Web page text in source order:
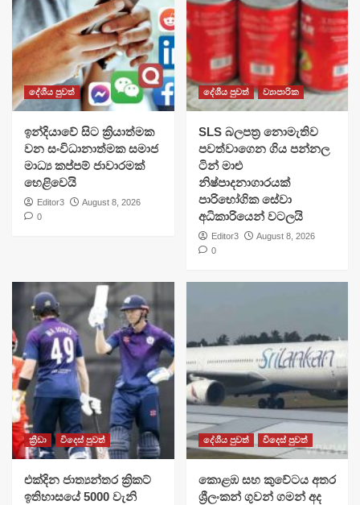
දේශීය පුවත්
​ඉන්දියාවේ සිට ක්‍රියාත්මක
වන සංවිධානාත්මක සමාජ
මාධ්‍ය කප්පම් ජාවාරමක්
හෙළිවෙයි
Editor3
August 8, 2026
0
දේශීය පුවත් ව්‍යාපාරික
SLS බලපත්‍ර නොමැතිව
පවත්වාගෙන ගිය පන්නල
ටින් මාළු
නිෂ්පාදනාගාරයක්
පාරිභෝගික සේවා
අධිකාරියෙන් වටලයි
Editor3
August 8, 2026
0
ක්‍රීඩා විදෙස් පුවත්
එක්දින ජාත්‍යන්තර ක්‍රිකට්
ඉතිහාසයේ 5000 වැනි
දේශීය පුවත් විදෙස් පුවත්
​කොළඹ සහ කුවේටය අතර
ශ්‍රීලංකන් ගුවන් ගමන් අද